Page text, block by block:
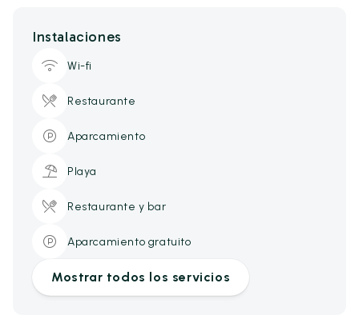
Instalaciones
Wi-fi
Restaurante
Aparcamiento
Playa
Restaurante y bar
Aparcamiento gratuito
Mostrar todos los servicios